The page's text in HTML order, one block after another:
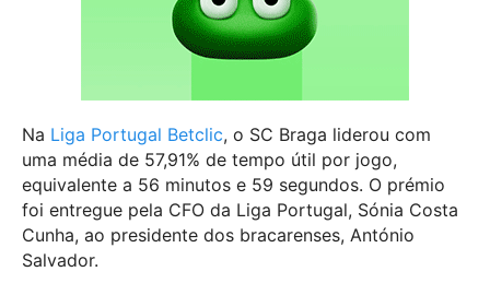
Na Liga Portugal Betclic, o SC Braga liderou com
uma média de 57,91% de tempo útil por jogo,
equivalente a 56 minutos e 59 segundos. O prémio
foi entregue pela CFO da Liga Portugal, Sónia Costa
Cunha, ao presidente dos bracarenses, António
Salvador.